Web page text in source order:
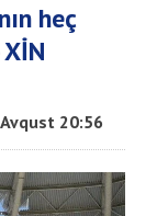
heç
20:56